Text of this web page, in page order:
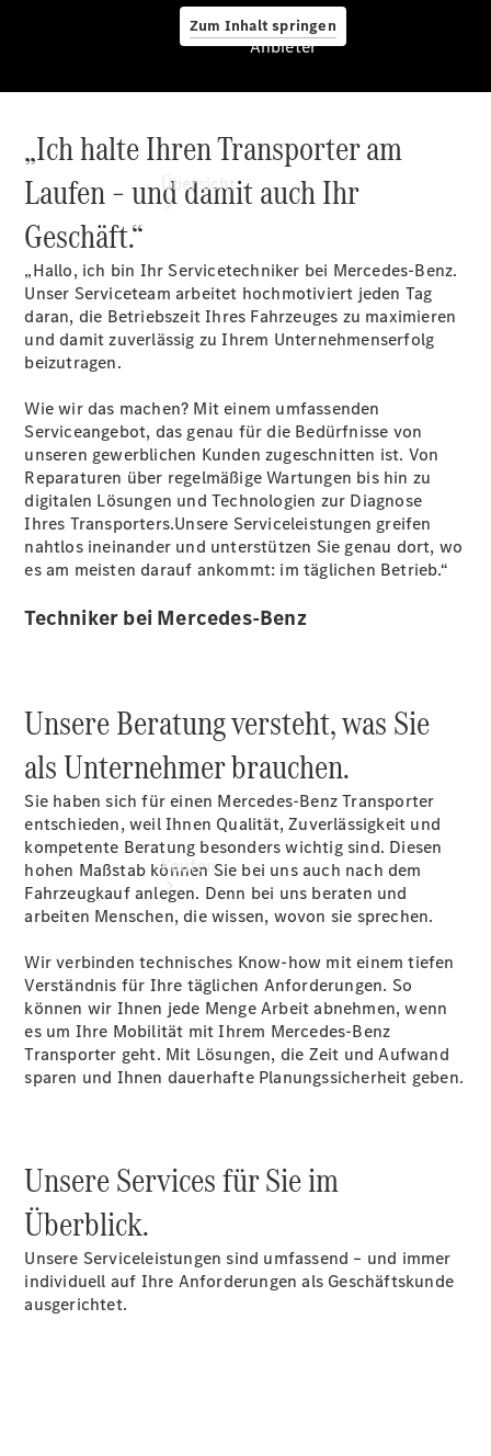
Zum Inhalt springen
Anbieter
Übersicht
Konfigurator
Ansprechpartner
finden
Probefahrt
vereinbaren
Beratung
vereinbaren
Servicetermin
Tel: +49 631
Kaufen
Übersicht
Neuwagenangebote
Transporter
Highlights
Leasing
Anbieter
„Ich halte Ihren Transporter am
Laufen – und damit auch Ihr
Geschäft.“
„Hallo, ich bin Ihr Servicetechniker bei Mercedes-Benz.
Unser Serviceteam arbeitet hochmotiviert jeden Tag
daran, die Betriebszeit Ihres Fahrzeuges zu maximieren
und damit zuverlässig zu Ihrem Unternehmenserfolg
beizutragen.
Wie wir das machen? Mit einem umfassenden
Serviceangebot, das genau für die Bedürfnisse von
unseren gewerblichen Kunden zugeschnitten ist. Von
Reparaturen über regelmäßige Wartungen bis hin zu
digitalen Lösungen und Technologien zur Diagnose
Ihres Transporters.Unsere Serviceleistungen greifen
nahtlos ineinander und unterstützen Sie genau dort, wo
es am meisten darauf ankommt: im täglichen Betrieb.“
Techniker bei Mercedes-Benz
Unsere Beratung versteht, was Sie
als Unternehmer brauchen.
Sie haben sich für einen Mercedes-Benz Transporter
entschieden, weil Ihnen Qualität, Zuverlässigkeit und
kompetente Beratung besonders wichtig sind. Diesen
hohen Maßstab können Sie bei uns auch nach dem
Fahrzeugkauf anlegen. Denn bei uns beraten und
arbeiten Menschen, die wissen, wovon sie sprechen.
Wir verbinden technisches Know-how mit einem tiefen
Verständnis für Ihre täglichen Anforderungen. So
können wir Ihnen jede Menge Arbeit abnehmen, wenn
es um Ihre Mobilität mit Ihrem Mercedes-Benz
Transporter geht. Mit Lösungen, die Zeit und Aufwand
sparen und Ihnen dauerhafte Planungssicherheit geben.
Unsere Services für Sie im
Überblick.
Unsere Serviceleistungen sind umfassend – und immer
individuell auf Ihre Anforderungen als Geschäftskunde
ausgerichtet.